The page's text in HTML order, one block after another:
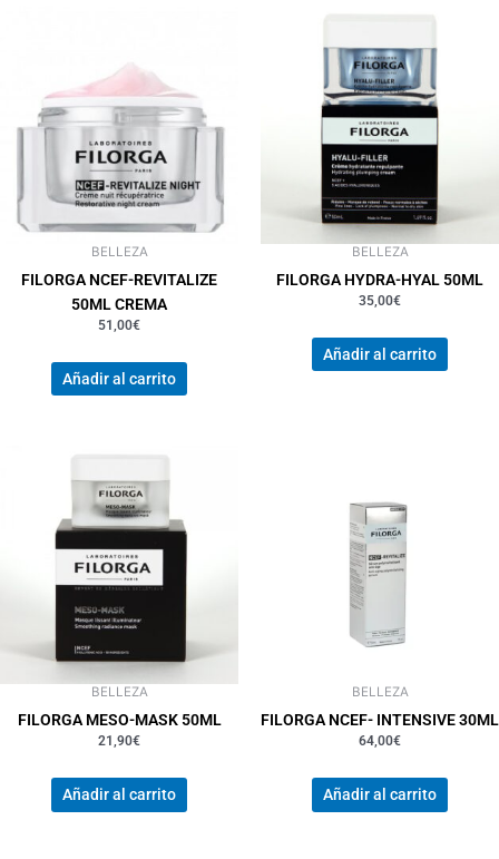
BELLEZA
FILORGA NCEF-REVITALIZE
50ML CREMA
51,00€
Añadir al carrito
BELLEZA
FILORGA HYDRA-HYAL 50ML
35,00€
Añadir al carrito
BELLEZA
FILORGA MESO-MASK 50ML
21,90€
Añadir al carrito
BELLEZA
FILORGA NCEF- INTENSIVE 30ML
64,00€
Añadir al carrito